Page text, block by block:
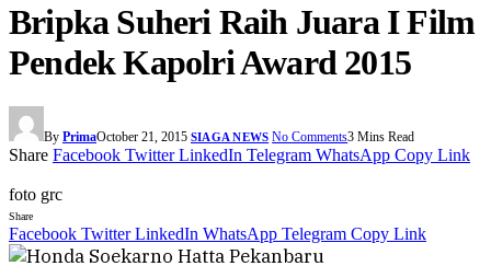
Bripka Suheri Raih Juara I Film
Pendek Kapolri Award 2015
By PrimaOctober 21, 2015 SIAGA NEWS No Comments3 Mins Read
Share Facebook Twitter LinkedIn Telegram WhatsApp Copy Link
foto grc
Share
Facebook Twitter LinkedIn WhatsApp Telegram Copy Link